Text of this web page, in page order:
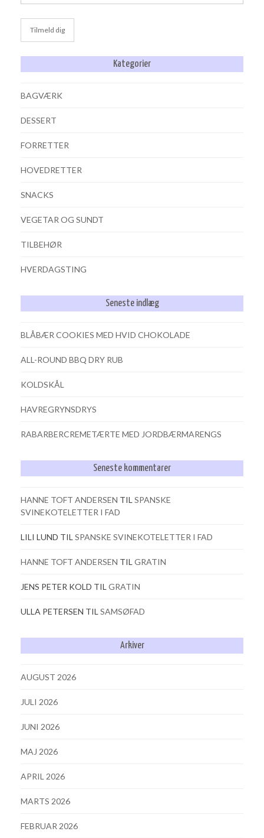
Kategorier
BAGVÆRK
DESSERT
FORRETTER
HOVEDRETTER
SNACKS
VEGETAR OG SUNDT
TILBEHØR
HVERDAGSTING
Seneste indlæg
BLÅBÆR COOKIES MED HVID CHOKOLADE
ALL-ROUND BBQ DRY RUB
KOLDSKÅL
HAVREGRYNSDRYS
RABARBERCREMETÆRTE MED JORDBÆRMARENGS
Seneste kommentarer
HANNE TOFT ANDERSEN TIL SPANSKE
SVINEKOTELETTER I FAD
LILI LUND TIL SPANSKE SVINEKOTELETTER I FAD
HANNE TOFT ANDERSEN TIL GRATIN
JENS PETER KOLD TIL GRATIN
ULLA PETERSEN TIL SAMSØFAD
Arkiver
AUGUST 2026
JULI 2026
JUNI 2026
MAJ 2026
APRIL 2026
MARTS 2026
FEBRUAR 2026